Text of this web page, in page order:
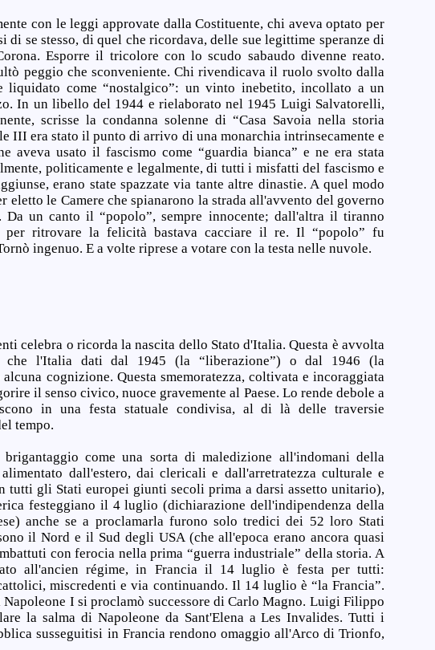
con le leggi approvate dalla Costituente, chi aveva optato per
di se stesso, di quel che ricordava, delle sue legittime speranze di
Esporre il tricolore con lo scudo sabaudo divenne reato.
peggio che sconveniente. Chi rivendicava il ruolo svolto dalla
liquidato come “nostalgico”: un vinto inebetito, incollato a un
In un libello del 1944 e rielaborato nel 1945 Luigi Salvatorelli,
scrisse la condanna solenne di “Casa Savoia nella storia
III era stato il punto di arrivo di una monarchia intrinsecamente e
aveva usato il fascismo come “guardia bianca” e ne era stata
politicamente e legalmente, di tutti i misfatti del fascismo e
erano state spazzate via tante altre dinastie. A quel modo
le Camere che spianarono la strada all'avvento del governo
un canto il “popolo”, sempre innocente; dall'altra il tiranno
per ritrovare la felicità bastava cacciare il re. Il “popolo” fu
ingenuo. E a volte riprese a votare con la testa nelle nuvole.
celebra o ricorda la nascita dello Stato d'Italia. Questa è avvolta
che l'Italia dati dal 1945 (la “liberazione”) o dal 1946 (la
cognizione. Questa smemoratezza, coltivata e incoraggiata
il senso civico, nuoce gravemente al Paese. Lo rende debole a
in una festa statuale condivisa, al di là delle traversie
tempo.
come una sorta di maledizione all'indomani della
dall'estero, dai clericali e dall'arretratezza culturale e
tutti gli Stati europei giunti secoli prima a darsi assetto unitario),
festeggiano il 4 luglio (dichiarazione dell'indipendenza della
anche se a proclamarla furono solo tredici dei 52 loro Stati
il Nord e il Sud degli USA (che all'epoca erano ancora quasi
con ferocia nella prima “guerra industriale” della storia. A
all'ancien régime, in Francia il 14 luglio è festa per tutti:
miscredenti e via continuando. Il 14 luglio è “la Francia”.
I si proclamò successore di Carlo Magno. Luigi Filippo
la salma di Napoleone da Sant'Elena a Les Invalides. Tutti i
susseguitisi in Francia rendono omaggio all'Arco di Trionfo,